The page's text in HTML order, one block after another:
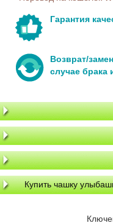
Гарантия
Возврат/
случае
Купить чашку